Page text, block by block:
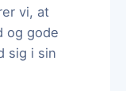
vi, at
og gode
sig i sin